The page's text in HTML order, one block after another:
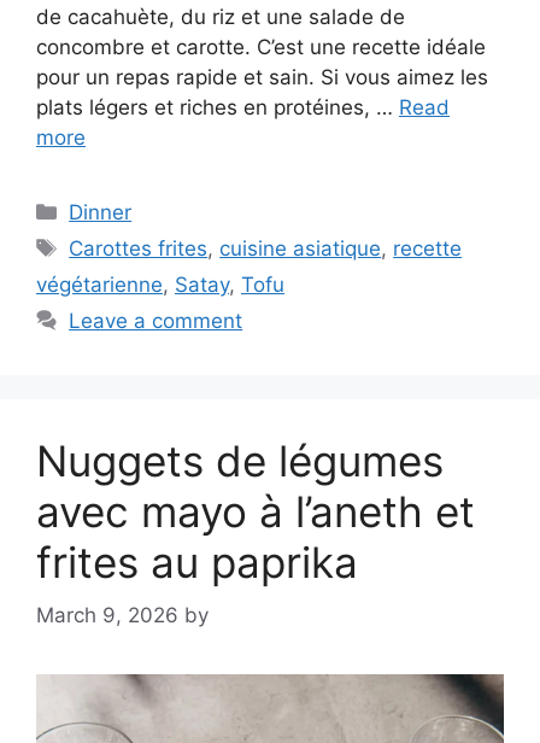
de cacahuète, du riz et une salade de
concombre et carotte. C’est une recette idéale
pour un repas rapide et sain. Si vous aimez les
plats légers et riches en protéines, … Read
more
Categories
Dinner
Tags
Carottes frites, cuisine asiatique, recette
végétarienne, Satay, Tofu
Leave a comment
Nuggets de légumes
avec mayo à l’aneth et
frites au paprika
March 9, 2026 by